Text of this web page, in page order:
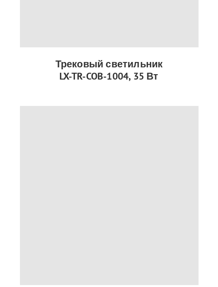
Трековый светильник
LX-TR-COB-1004, 35 Вт